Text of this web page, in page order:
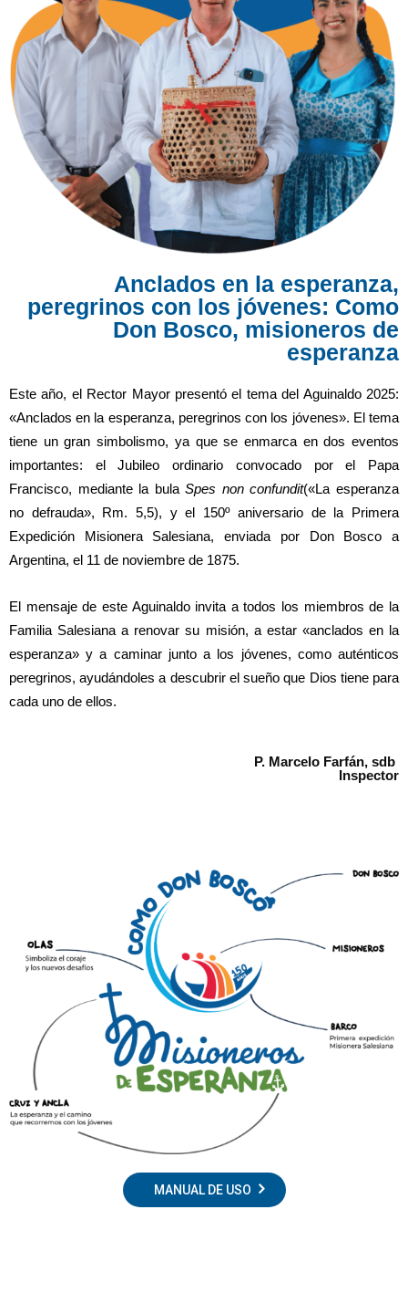
Anclados en la esperanza,
peregrinos con los jóvenes: Como
Don Bosco, misioneros de
esperanza
Este año, el Rector Mayor presentó el tema del Aguinaldo 2025:
«Anclados en la esperanza, peregrinos con los jóvenes». El tema
tiene un gran simbolismo, ya que se enmarca en dos eventos
importantes: el Jubileo ordinario convocado por el Papa
Francisco, mediante la bulaSpes non confundit(«La esperanza
no defrauda», Rm. 5,5), y el 150º aniversario de la Primera
Expedición Misionera Salesiana, enviada por Don Bosco a
Argentina, el 11 de noviembre de 1875.
El mensaje de este Aguinaldo invita a todos los miembros de la
Familia Salesiana a renovar su misión, a estar «anclados en la
esperanza» y a caminar junto a los jóvenes, como auténticos
peregrinos, ayudándoles a descubrir el sueño que Dios tiene para
cada uno de ellos.
P. Marcelo Farfán, sdb
Inspector
MANUAL DE USO